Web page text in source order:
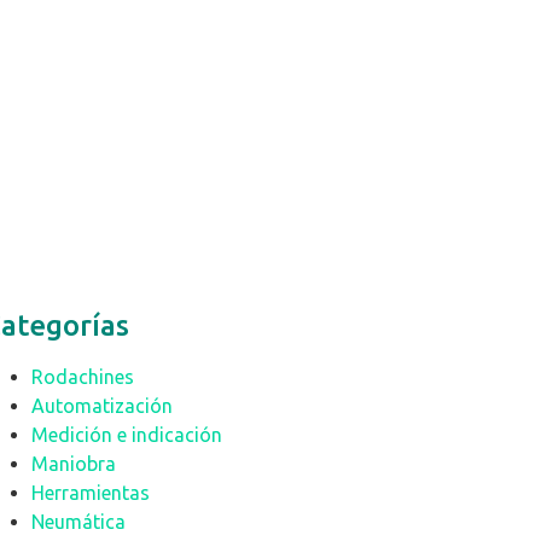
Rodachines
Automatización
Medición e indicación
Maniobra
Herramientas
Neumática